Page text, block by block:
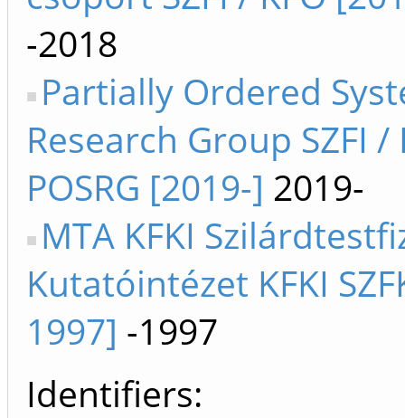
-2018
Partially Ordered
Research Group SZFI /
POSRG [2019-] 2019-
MTA KFKI
Kutatóintézet KFKI
1997] -1997
Identifiers